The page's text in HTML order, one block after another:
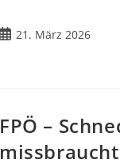
21. März 2026
FPÖ –